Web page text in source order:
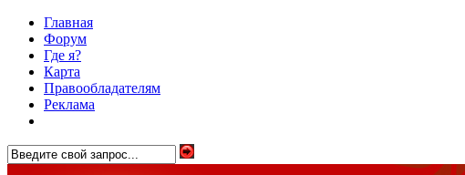
Главная
Форум
Где я?
Карта
Правообладателям
Реклама